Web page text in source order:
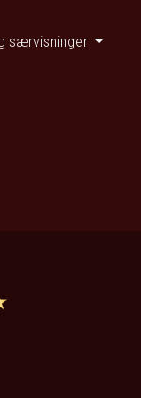
særvisninger